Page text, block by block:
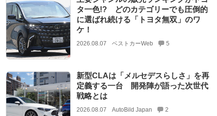
タ一色!? どのカテゴリーでも圧倒的
に選ばれ続ける「トヨタ無双」のワ
ケ！
2026.08.07 ベストカーWeb 5
新型CLAは「メルセデスらしさ」を再
定義する一台 開発陣が語った次世代
戦略とは
2026.08.07 AutoBild Japan 2